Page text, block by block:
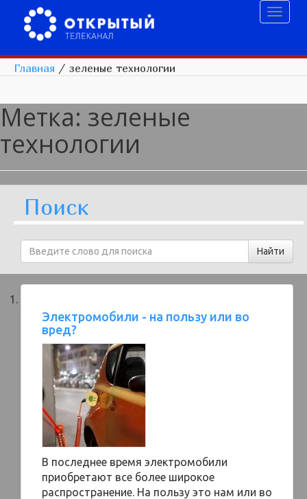
Главная / зеленые технологии
Метка: зеленые
технологии
Поиск
Электромобили - на пользу или во
вред?
В последнее время электромобили
приобретают все более широкое
распространение. На пользу это нам или во